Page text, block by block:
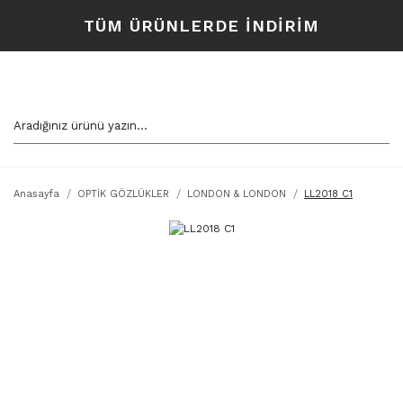
TÜM ÜRÜNLERDE İNDİRİM
Anasayfa OPTİK GÖZLÜKLER LONDON & LONDON LL2018 C1